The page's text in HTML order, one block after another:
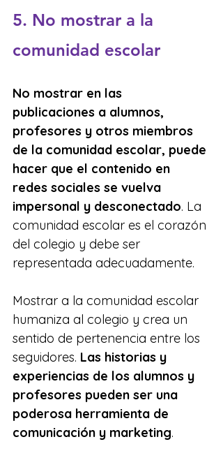
5. No mostrar a la
comunidad escolar
No mostrar en las
publicaciones a alumnos,
profesores y otros miembros
de la comunidad escolar, puede
hacer que el contenido en
redes sociales se vuelva
impersonal y desconectado. La
comunidad escolar es el corazón
del colegio y debe ser
representada adecuadamente.
Mostrar a la comunidad escolar
humaniza al colegio y crea un
sentido de pertenencia entre los
seguidores. Las historias y
experiencias de los alumnos y
profesores pueden ser una
poderosa herramienta de
comunicación y marketing.